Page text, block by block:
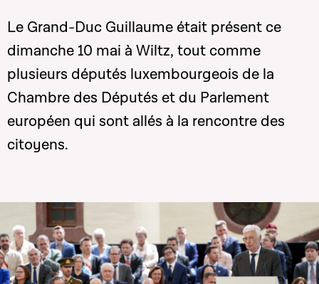
Le Grand-Duc Guillaume était présent ce
dimanche 10 mai à Wiltz, tout comme
plusieurs députés luxembourgeois de la
Chambre des Députés et du Parlement
européen qui sont allés à la rencontre des
citoyens.